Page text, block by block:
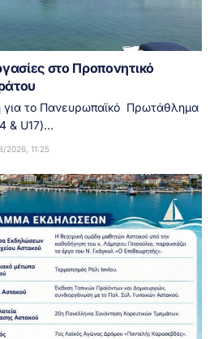
στο Προπονητικό
το Πανευρωπαϊκό Πρωτάθλημα
& U17)...
2026, 11:25